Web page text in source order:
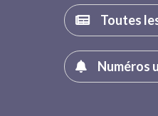
Toutes
Numéros